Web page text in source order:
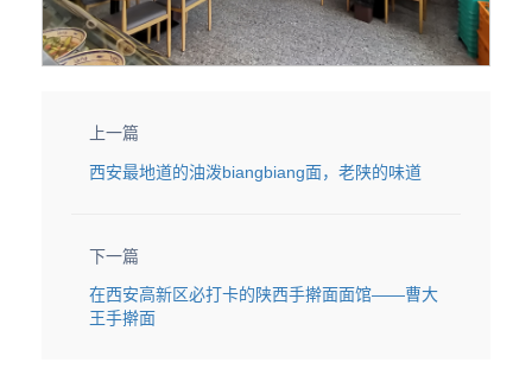
上一篇
西安最地道的油泼biangbiang面，老陕的味道
下一篇
在西安高新区必打卡的陕西手擀面面馆——曹大
王手擀面